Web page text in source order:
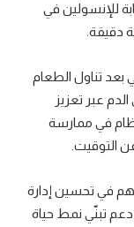
للإنسولين في
دقيقة.
بعد تناول الطعام
عبر تعزيز
في ممارسة
التوقيت.
في تحسين إدارة
تبنّي نمط حياة